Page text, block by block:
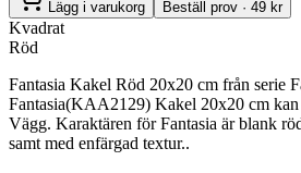
Lägg i varukorg Beställ prov · 49 kr
Kvadrat
Röd
Fantasia Kakel Röd 20x20 cm från serie
Fantasia(KAA2129) Kakel 20x20 cm kan
Vägg. Karaktären för Fantasia är blank
samt med enfärgad textur..